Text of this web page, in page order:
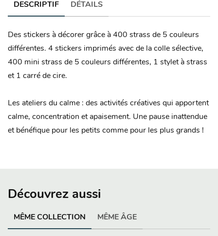
DESCRIPTIF DÉTAILS
Des stickers à décorer grâce à 400 strass de 5 couleurs
différentes. 4 stickers imprimés avec de la colle sélective,
400 mini strass de 5 couleurs différentes, 1 stylet à strass
et 1 carré de cire.
Les ateliers du calme : des activités créatives qui apportent
calme, concentration et apaisement. Une pause inattendue
et bénéfique pour les petits comme pour les plus grands !
Découvrez aussi
MÊME COLLECTION MÊME ÂGE